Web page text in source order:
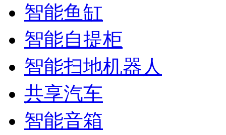
智能鱼缸
智能自提柜
智能扫地机器人
共享汽车
智能音箱